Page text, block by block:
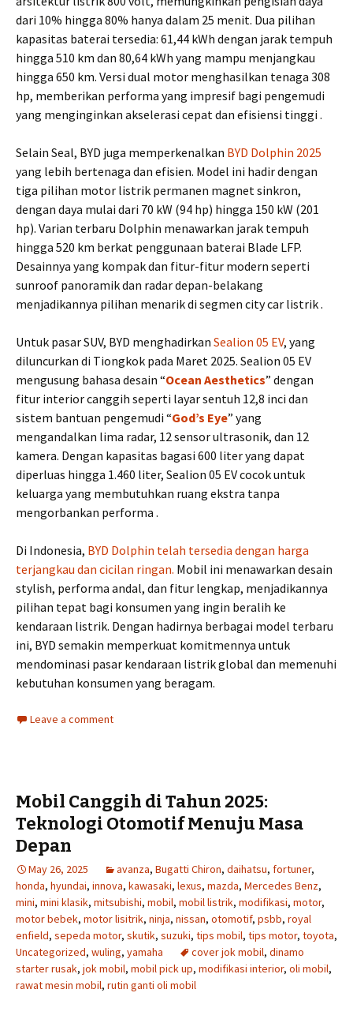
dari 10% hingga 80% hanya dalam 25 menit. Dua pilihan
kapasitas baterai tersedia: 61,44 kWh dengan jarak tempuh
hingga 510 km dan 80,64 kWh yang mampu menjangkau
hingga 650 km. Versi dual motor menghasilkan tenaga 308
hp, memberikan performa yang impresif bagi pengemudi
yang menginginkan akselerasi cepat dan efisiensi tinggi .
Selain Seal, BYD juga memperkenalkan BYD Dolphin 2025
yang lebih bertenaga dan efisien. Model ini hadir dengan
tiga pilihan motor listrik permanen magnet sinkron,
dengan daya mulai dari 70 kW (94 hp) hingga 150 kW (201
hp). Varian terbaru Dolphin menawarkan jarak tempuh
hingga 520 km berkat penggunaan baterai Blade LFP.
Desainnya yang kompak dan fitur-fitur modern seperti
sunroof panoramik dan radar depan-belakang
menjadikannya pilihan menarik di segmen city car listrik .
Untuk pasar SUV, BYD menghadirkan Sealion 05 EV, yang
diluncurkan di Tiongkok pada Maret 2025. Sealion 05 EV
mengusung bahasa desain “Ocean Aesthetics” dengan
fitur interior canggih seperti layar sentuh 12,8 inci dan
sistem bantuan pengemudi “God’s Eye” yang
mengandalkan lima radar, 12 sensor ultrasonik, dan 12
kamera. Dengan kapasitas bagasi 600 liter yang dapat
diperluas hingga 1.460 liter, Sealion 05 EV cocok untuk
keluarga yang membutuhkan ruang ekstra tanpa
mengorbankan performa .
Di Indonesia, BYD Dolphin telah tersedia dengan harga
terjangkau dan cicilan ringan. Mobil ini menawarkan desain
stylish, performa andal, dan fitur lengkap, menjadikannya
pilihan tepat bagi konsumen yang ingin beralih ke
kendaraan listrik. Dengan hadirnya berbagai model terbaru
ini, BYD semakin memperkuat komitmennya untuk
mendominasi pasar kendaraan listrik global dan memenuhi
kebutuhan konsumen yang beragam.
Leave a comment
Mobil Canggih di Tahun 2025:
Teknologi Otomotif Menuju Masa
Depan
May 26, 2025 avanza, Bugatti Chiron, daihatsu, fortuner,
honda, hyundai, innova, kawasaki, lexus, mazda, Mercedes Benz,
mini, mini klasik, mitsubishi, mobil, mobil listrik, modifikasi, motor,
motor bebek, motor lisitrik, ninja, nissan, otomotif, psbb, royal
enfield, sepeda motor, skutik, suzuki, tips mobil, tips motor, toyota,
Uncategorized, wuling, yamaha cover jok mobil, dinamo
starter rusak, jok mobil, mobil pick up, modifikasi interior, oli mobil,
rawat mesin mobil, rutin ganti oli mobil